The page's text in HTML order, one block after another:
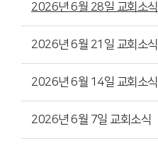
2026년 6월 28일 교회소식
2026년 6월 21일 교회소식
2026년 6월 14일 교회소식
2026년 6월 7일 교회소식